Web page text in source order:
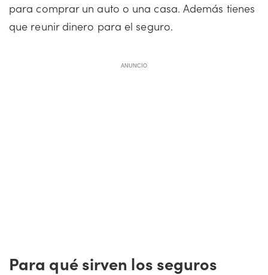
para comprar un auto o una casa. Además tienes
que reunir dinero para el seguro.
ANUNCIO
Para qué sirven los seguros